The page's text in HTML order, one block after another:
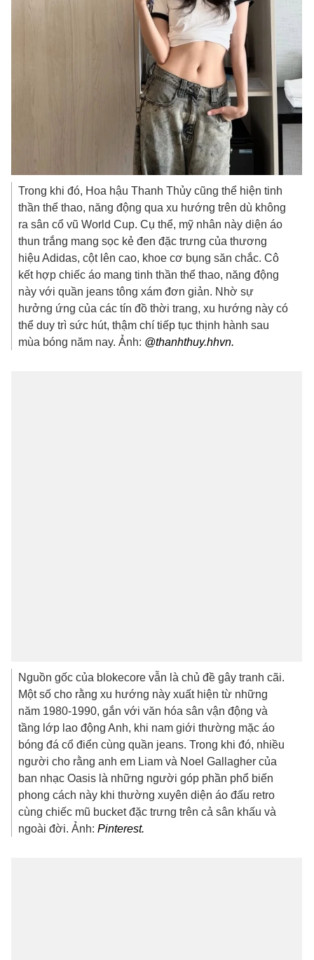
Trong khi đó, Hoa hậu Thanh Thủy cũng thể hiện tinh
thần thể thao, năng động qua xu hướng trên dù không
ra sân cổ vũ World Cup. Cụ thể, mỹ nhân này diện áo
thun trắng mang sọc kẻ đen đặc trưng của thương
hiệu Adidas, cột lên cao, khoe cơ bụng săn chắc. Cô
kết hợp chiếc áo mang tinh thần thể thao, năng động
này với quần jeans tông xám đơn giản. Nhờ sự
hưởng ứng của các tín đồ thời trang, xu hướng này có
thể duy trì sức hút, thậm chí tiếp tục thịnh hành sau
mùa bóng năm nay. Ảnh: @thanhthuy.hhvn.
Nguồn gốc của blokecore vẫn là chủ đề gây tranh cãi.
Một số cho rằng xu hướng này xuất hiện từ những
năm 1980-1990, gắn với văn hóa sân vận động và
tầng lớp lao động Anh, khi nam giới thường mặc áo
bóng đá cổ điển cùng quần jeans. Trong khi đó, nhiều
người cho rằng anh em Liam và Noel Gallagher của
ban nhạc Oasis là những người góp phần phổ biến
phong cách này khi thường xuyên diện áo đấu retro
cùng chiếc mũ bucket đặc trưng trên cả sân khấu và
ngoài đời. Ảnh:Pinterest.